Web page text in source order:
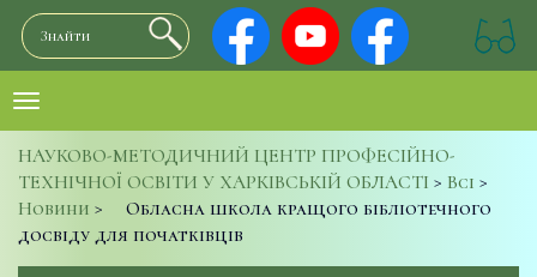
НАУКОВО-МЕТОДИЧНИЙ ЦЕНТР ПРОФЕСІЙНО-
ТЕХНІЧНОЇ ОСВІТИ У ХАРКІВСЬКІЙ ОБЛАСТІ > Всі >
Новини >
Обласна школа кращого бібліотечного
досвіду для початківців